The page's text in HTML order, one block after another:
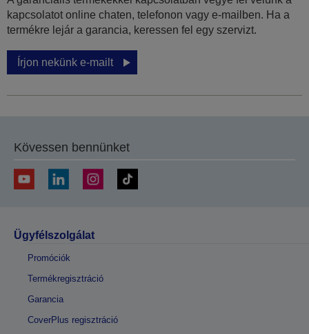
kapcsolatot online chaten, telefonon vagy e-mailben. Ha a
termékre lejár a garancia, keressen fel egy szervizt.
Írjon nekünk e-mailt
Kövessen bennünket
Ügyfélszolgálat
Promóciók
Termékregisztráció
Garancia
CoverPlus regisztráció